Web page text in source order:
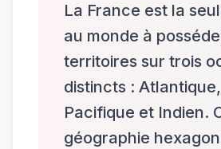
La France est la
au monde à
territoires sur trois
distincts : Atlantique,
Pacifique et Indien.
géographie